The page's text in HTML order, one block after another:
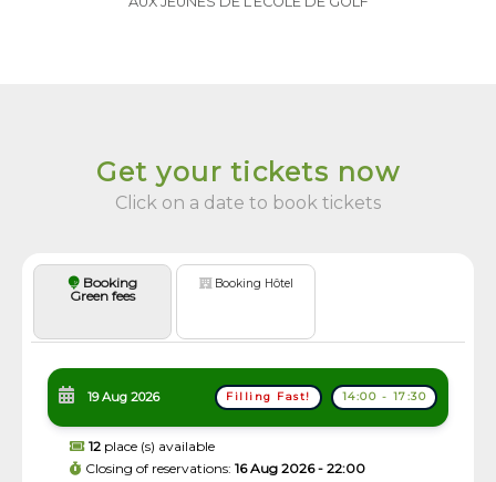
Get your tickets now
Click on a date to book tickets
Booking
Green fees
Booking Hôtel
19 Aug 2026 14:00 - 17:30
Filling Fast!
12 place (s) available
Closing of reservations: 16 Aug 2026 - 22:00